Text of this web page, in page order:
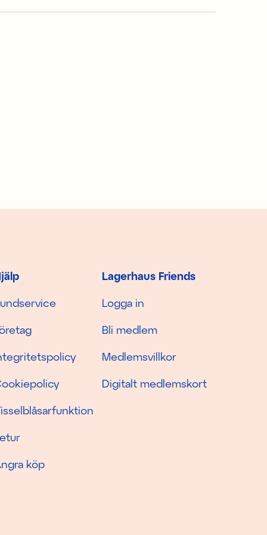
köp
Lagerhaus Friends
Logga in
Bli medlem
Medlemsvillkor
Digitalt medlemskort